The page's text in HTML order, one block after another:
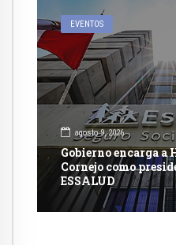
EVENTOS
agosto 9, 2026
Gobierno encarga a
Cornejo como
ESSALUD